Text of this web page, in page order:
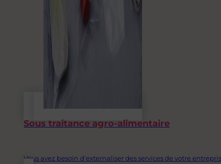
Sous traitance agro-alimentaire
Vous avez besoin d’externaliser des services de votre